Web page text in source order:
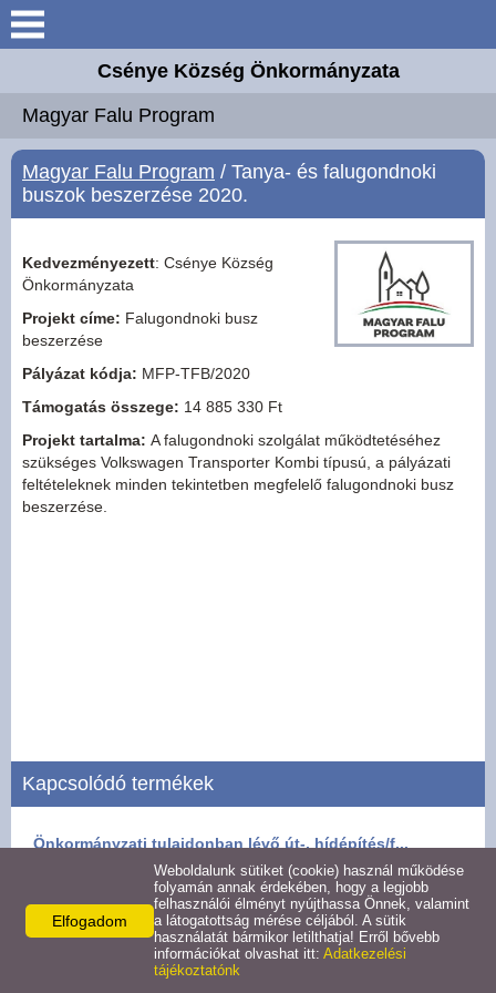
Keresés
Elérhetőségek
Közös Hivatal
Intézmények
Széchenyi 2020 Európai
Uniós támogatás
Magyar Falu Program
Közművelődés
Látnivalók
Csénye Község Önkormányzata
Magyar Falu Program
Magyar Falu Program / Tanya- és falugondnoki
buszok beszerzése 2020.
Kedvezményezett: Csénye Község
Önkormányzata
Projekt címe: Falugondnoki busz
beszerzése
Pályázat kódja: MFP-TFB/2020
Támogatás összege: 14 885 330 Ft
Projekt tartalma: A falugondnoki szolgálat működtetéséhez
szükséges Volkswagen Transporter Kombi típusú, a pályázati
feltételeknek minden tekintetben megfelelő falugondnoki busz
beszerzése.
Kapcsolódó termékek
Önkormányzati tulajdonban lévő út-, hídépítés/f...
Részletek
Elfogadom
Weboldalunk sütiket (cookie) használ működése
folyamán annak érdekében, hogy a legjobb
felhasználói élményt nyújthassa Önnek, valamint
a látogatottság mérése céljából. A sütik
használatát bármikor letilthatja! Erről bővebb
információkat olvashat itt: Adatkezelési
tájékoztatónk